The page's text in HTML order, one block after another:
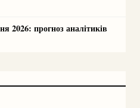
2026: прогноз аналітиків